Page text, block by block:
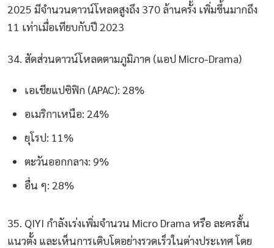
2025 มีจำนวนดาวน์โหลดสูงถึง 370 ล้านครั้ง เพิ่มขึ้นมากถึง
11 เท่าเมื่อเทียบกับปี 2023
34. สัดส่วนดาวน์โหลดตามภูมิภาค (แอป Micro-Drama)
เอเชียแปซิฟิก (APAC): 28%
อเมริกาเหนือ: 24%
ยุโรป: 11%
ตะวันออกกลาง: 9%
อื่น ๆ: 28%
35. QIYI กำลังเร่งเพิ่มจำนวน Micro Drama หรือ ละครสั้น
แนวตั้ง และเห็นการเติบโตอย่างรวดเร็วในต่างประเทศ โดย